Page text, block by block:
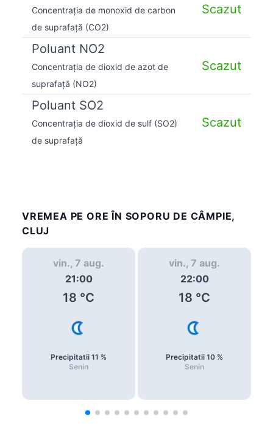
Concentrația de monoxid de carbon
de suprafață (CO2)
Scazut
Poluant NO2
Concentrația de dioxid de azot de
suprafață (NO2)
Scazut
Poluant SO2
Concentrația de dioxid de sulf (SO2)
de suprafață
Scazut
VREMEA PE ORE ÎN SOPORU DE CÂMPIE,
CLUJ
vin., 7 aug.
21:00
18 °C
Precipitatii 11 %
Senin
vin., 7 aug.
22:00
18 °C
Precipitatii 10 %
Senin